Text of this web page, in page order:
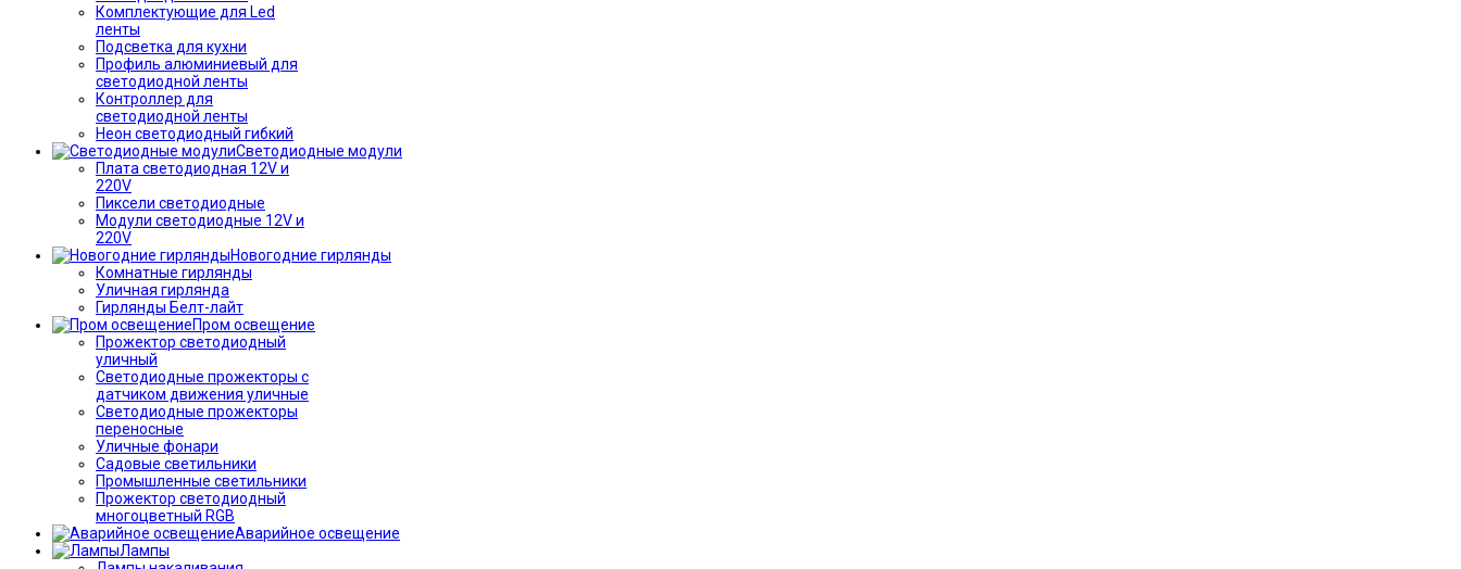
Комплектующие для Led
ленты
Подсветка для кухни
Профиль алюминиевый для
светодиодной ленты
Контроллер для
светодиодной ленты
Неон светодиодный гибкий
Светодиодные модули
Плата светодиодная 12V и
220V
Пиксели светодиодные
Модули светодиодные 12V и
220V
Новогодние гирлянды
Комнатные гирлянды
Уличная гирлянда
Гирлянды Белт-лайт
Пром освещение
Прожектор светодиодный
уличный
Светодиодные прожекторы с
датчиком движения уличные
Светодиодные прожекторы
переносные
Уличные фонари
Садовые светильники
Промышленные светильники
Прожектор светодиодный
многоцветный RGB
Аварийное освещение
Лампы